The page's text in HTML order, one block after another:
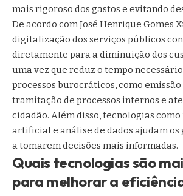
mais rigoroso dos gastos e evitando
De acordo com José Henrique Gomes
digitalização dos serviços públicos
diretamente para a diminuição dos
uma vez que reduz o tempo
processos burocráticos, como
tramitação de processos internos e
cidadão. Além disso, tecnologias
artificial e análise de dados ajudam os
a tomarem decisões mais informadas.
Quais tecnologias são
para melhorar a